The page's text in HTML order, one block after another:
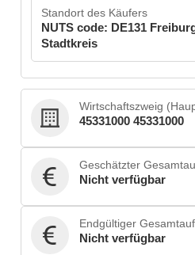
Standort des Käufers
NUTS code: DE131
Stadtkreis
Wirtschaftszweig
45331000 45331000
Geschätzter
Nicht verfügbar
Endgültiger
Nicht verfügbar